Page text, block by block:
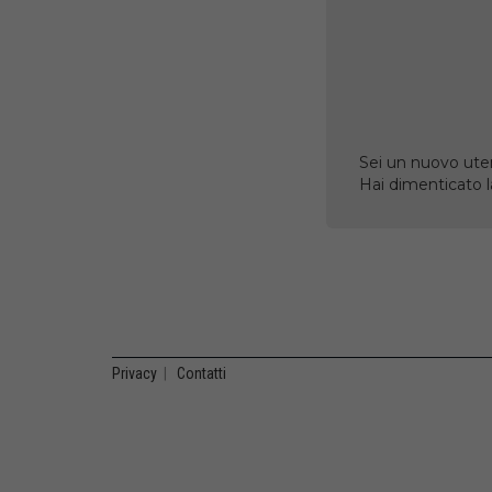
Sei un nuovo
Hai dimenticato
Privacy Contatti